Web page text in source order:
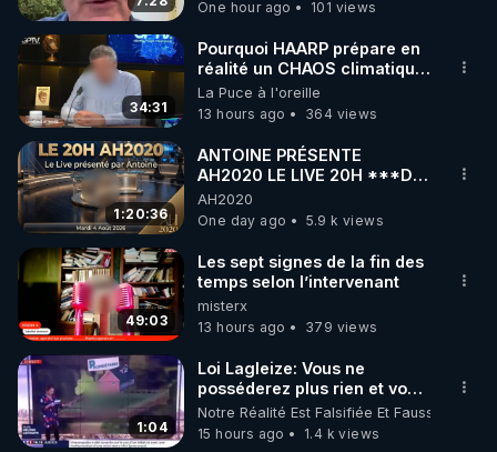
code : REGENERE10
▶ 30 jours gratuit sur l’application de méditation et
de bien-être ENVOL :
Rendez-vous sur https://www.envol.app/code
le code : REGENERE
One hour ago 101 views
34:31
Pourquoi HAARP prépare en
réalité un CHAOS climatique,
on répond
La Puce à l'oreille
13 hours ago
364 views
1:20:36
ANTOINE PRÉSENTE
AH2020 LE LIVE 20H ***DU
04/08/2026*** 📷LE
GRAND RÉVEIL EST EN
MARCHE 📷
AH2020
One day ago
5.9 k views
49:03
Les sept signes de la fin des
temps selon l’intervenant
misterx
13 hours ago
379 views
1:04
Loi Lagleize: Vous ne
posséderez plus rien et vous
serez heureux !
Notre Réalité Est Falsifiée Et Fausse
15 hours ago
1.4 k views